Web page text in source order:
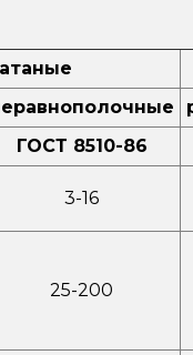
ГОСТ 8510-86
3-16
25-200